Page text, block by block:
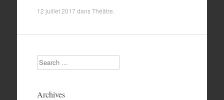
12 juillet 2017 dansThéâtre
Search
Archives